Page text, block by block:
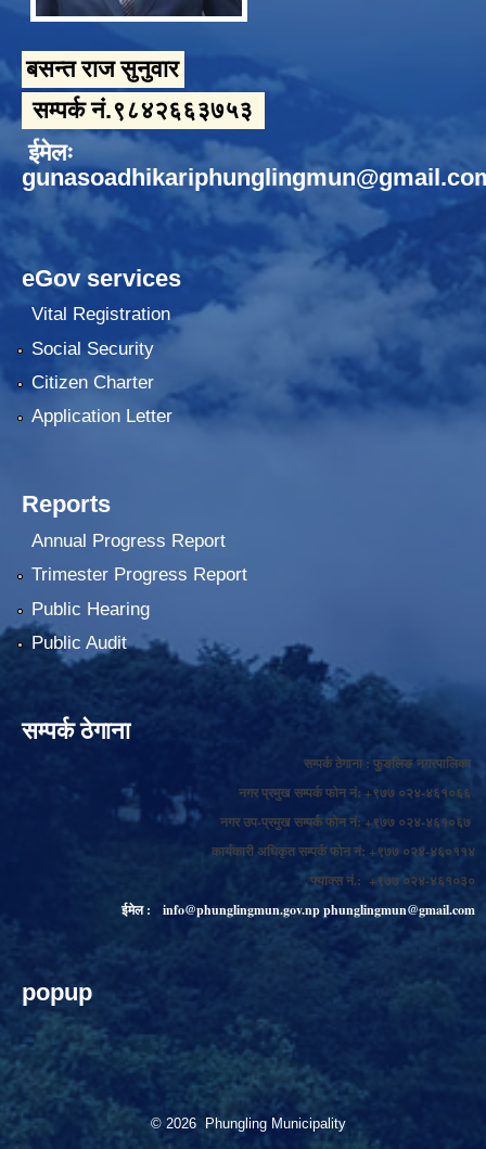
बसन्त राज सुनुवार
सम्पर्क नं.९८४२६६३७५३
ईमेलः
eGov services
Vital Registration
Social Security
Citizen Charter
Application Letter
Reports
Annual Progress Report
Trimester Progress Report
Public Hearing
Public Audit
सम्पर्क ठेगाना
सम्पर्क ठेगाना : फुङलिङ नगरपालिका
नगर प्रमुख सम्पर्क फोन नं: +९७७ ०२४-४६१०६६
नगर उप-प्रमुख सम्पर्क फोन नं: +९७७ ०२४-४६१०६७
कार्यकारी अधिकृत सम्पर्क फोन नं: +९७७ ०२४-४६०११४
फ्याक्स नं.: +९७७ ०२४-४६१०३०
ईमेल :
info@phunglingmun.gov.npphunglingmun@gmail.com
popup
© 2026 Phungling Municipality